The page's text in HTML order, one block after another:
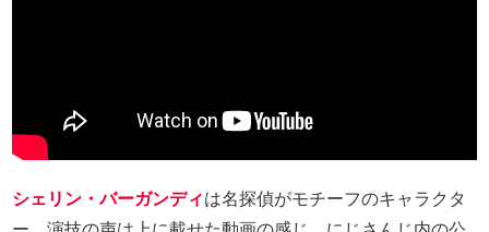
シェリン・バーガンディは名探偵がモチーフのキャラクタ